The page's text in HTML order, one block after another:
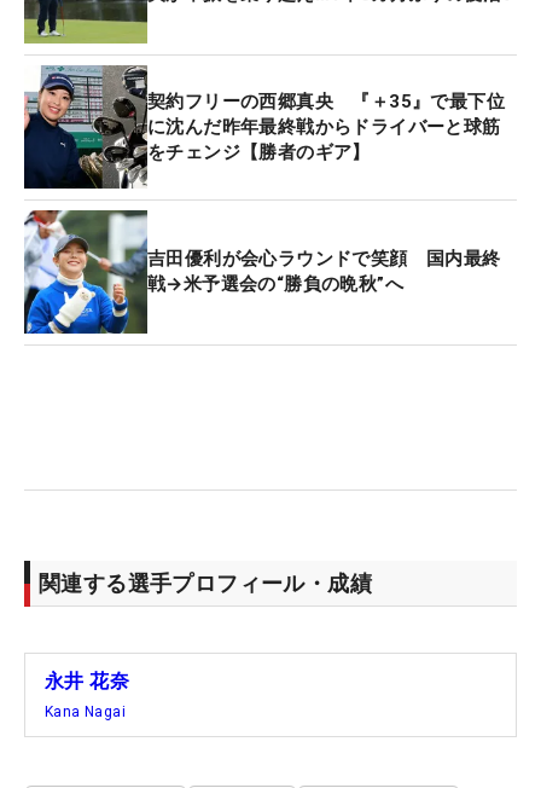
契約フリーの西郷真央 『＋35』で最下位
に沈んだ昨年最終戦からドライバーと球筋
をチェンジ【勝者のギア】
吉田優利が会心ラウンドで笑顔 国内最終
戦→米予選会の“勝負の晩秋”へ
関連する選手プロフィール・成績
永井 花奈
Kana Nagai